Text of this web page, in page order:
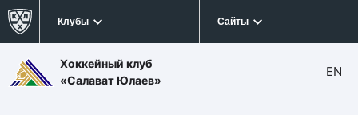
Клубы Сайты
Хоккейный клуб
«Салават Юлаев»
EN